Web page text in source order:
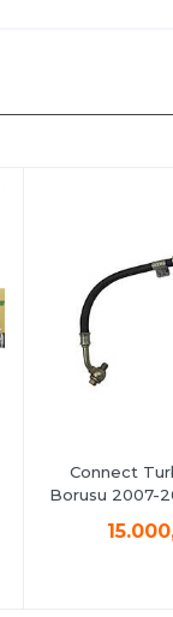
Connect
Borusu 2007-